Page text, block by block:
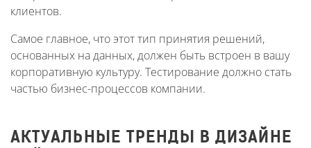
клиентов.
Самое главное, что этот тип принятия решений,
основанных на данных, должен быть встроен в вашу
корпоративную культуру. Тестирование должно стать
частью бизнес-процессов компании.
АКТУАЛЬНЫЕ ТРЕНДЫ В ДИЗАЙНЕ